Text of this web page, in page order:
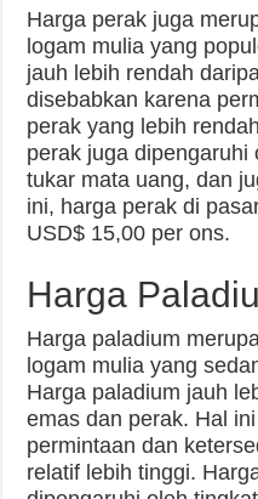
Harga perak juga
logam mulia yang
jauh lebih rendah
disebabkan karena
perak yang lebih
perak juga dipengaruhi
tukar mata uang, dan
ini, harga perak di
USD$ 15,00 per ons.
Harga
Harga paladium
logam mulia yang
Harga paladium jauh
emas dan perak. Hal
permintaan dan
relatif lebih tinggi.